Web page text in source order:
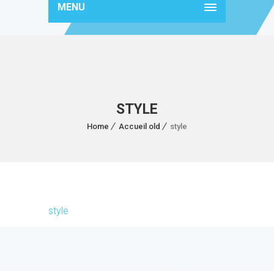
MENU
STYLE
Home Accueil old style
style